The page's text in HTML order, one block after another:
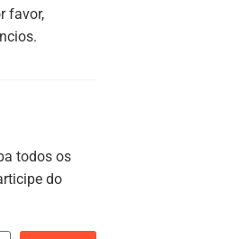
favor,
todos os
do